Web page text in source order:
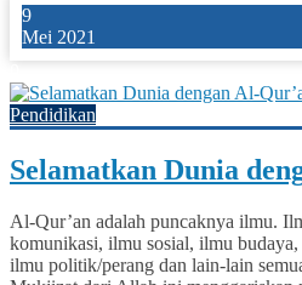
9
Mei 2021
Pendidikan
Selamatkan Dunia
Al-Qur’an adalah puncaknya ilmu.
komunikasi, ilmu sosial, ilmu
ilmu politik/perang dan lain-lain